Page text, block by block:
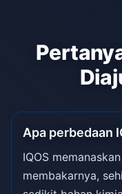
Apa perbedaan
IQOS
membakarnya,